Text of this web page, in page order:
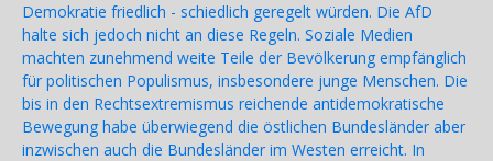
Demokratie friedlich - schiedlich geregelt würden. Die AfD
halte sich jedoch nicht an diese Regeln. Soziale Medien
machten zunehmend weite Teile der Bevölkerung empfänglich
für politischen Populismus, insbesondere junge Menschen. Die
bis in den Rechtsextremismus reichende antidemokratische
Bewegung habe überwiegend die östlichen Bundesländer aber
inzwischen auch die Bundesländer im Westen erreicht. In